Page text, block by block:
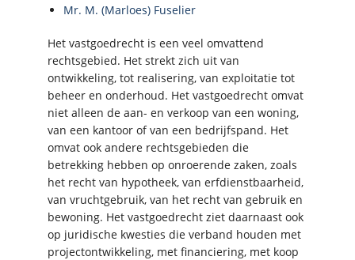
Mr. M. (Marloes) Fuselier
Het vastgoedrecht is een veel omvattend
rechtsgebied. Het strekt zich uit van
ontwikkeling, tot realisering, van exploitatie tot
beheer en onderhoud. Het vastgoedrecht omvat
niet alleen de aan- en verkoop van een woning,
van een kantoor of van een bedrijfspand. Het
omvat ook andere rechtsgebieden die
betrekking hebben op onroerende zaken, zoals
het recht van hypotheek, van erfdienstbaarheid,
van vruchtgebruik, van het recht van gebruik en
bewoning. Het vastgoedrecht ziet daarnaast ook
op juridische kwesties die verband houden met
projectontwikkeling, met financiering, met koop